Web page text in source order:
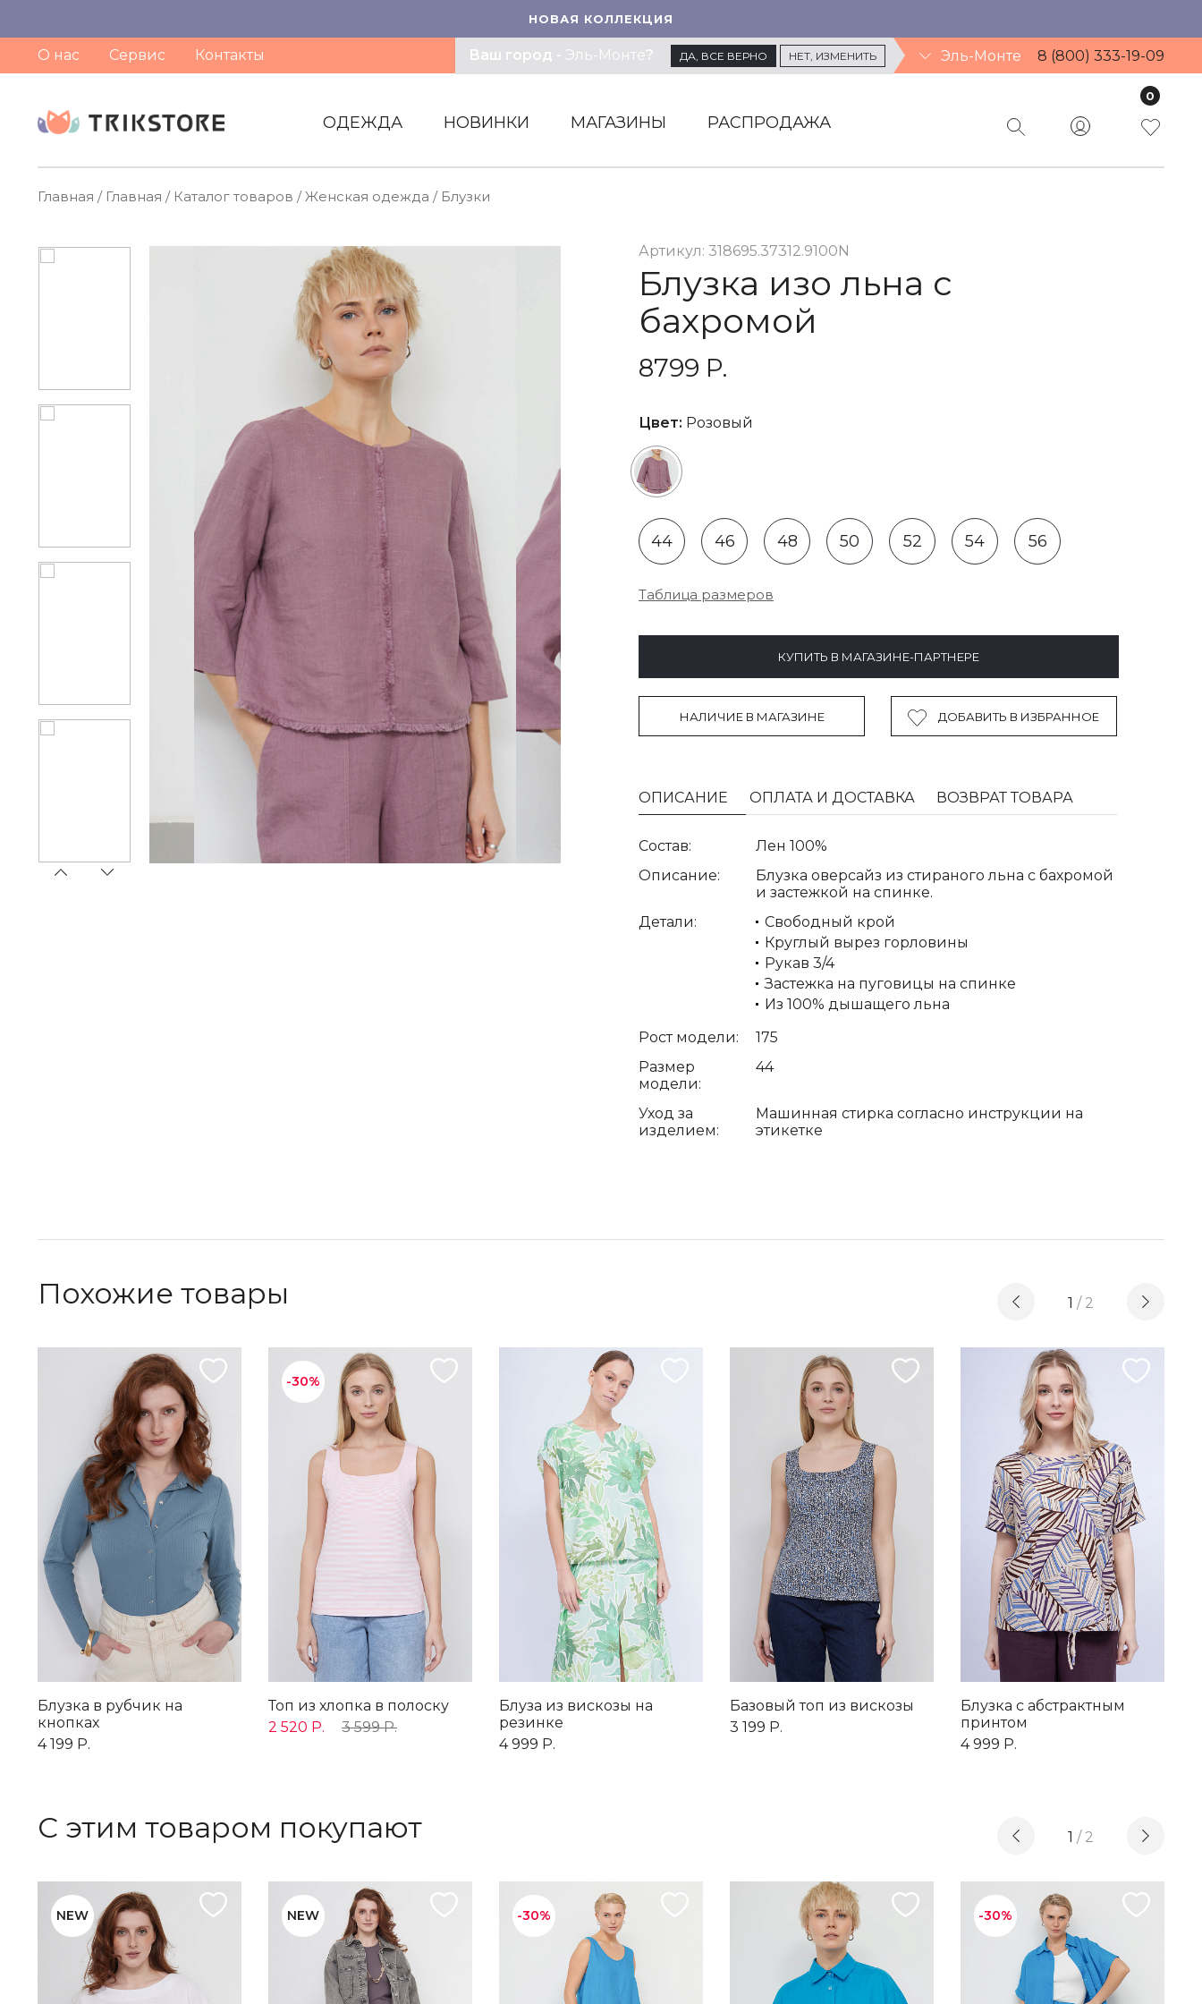
НОВАЯ КОЛЛЕКЦИЯ
О нас Сервис Контакты Ваш город - Эль-Монте? ДА, ВСЕ ВЕРНО НЕТ, ИЗМЕНИТЬ Эль-Монте 8 (800) 333-19-09
ОДЕЖДА НОВИНКИ МАГАЗИНЫ РАСПРОДАЖА
0
Главная / Главная / Каталог товаров /Женская одежда / Блузки
Артикул: 318695.37312.9100N
Блузка изо льна с
бахромой
8799 Р.
Цвет: Розовый
44 46 48 50 52 54 56
Таблица размеров
КУПИТЬ В МАГАЗИНЕ-ПАРТНЕРЕ
НАЛИЧИЕ В МАГАЗИНЕ ДОБАВИТЬ В ИЗБРАННОЕ
ОПИСАНИЕ ОПЛАТА И ДОСТАВКА ВОЗВРАТ ТОВАРА
Состав:
Лен 100%
Описание:
Блузка оверсайз из стираного льна с бахромой
и застежкой на спинке.
Детали:
Свободный крой
Круглый вырез горловины
Рукав 3/4
Застежка на пуговицы на спинке
Из 100% дышащего льна
Рост модели:
175
Размер
модели:
44
Уход за
изделием:
Машинная стирка согласно инструкции на
этикетке
Похожие товары 1 / 2
Блузка в рубчик на
кнопках
4 199 Р.
-30%
Топ из хлопка в полоску
2 520 Р.
3 599 Р.
Блуза из вискозы на
резинке
4 999 Р.
Базовый топ из вискозы
3 199 Р.
Блузка с абстрактным
принтом
4 999 Р.
С этим товаром покупают 1 / 2
NEW NEW -30% -30%